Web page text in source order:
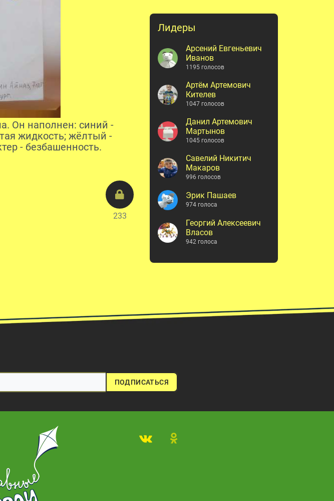
Он наполнен: синий -
жидкость; жёлтый -
- безбашенность.
233
Лидеры
Арсений Евгеньевич
Иванов
1195 голосов
Артём Артемович
Кителев
1047 голосов
Данил Артемович
Мартынов
1045 голосов
Савелий Никитич
Макаров
996 голосов
Эрик Пашаев
974 голоса
Георгий Алексеевич
Власов
942 голоса
ПОДПИСАТЬСЯ